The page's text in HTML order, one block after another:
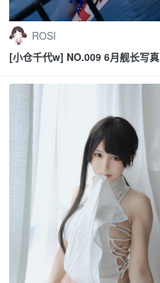
ROSI
[小仓千代w] NO.009 6月舰长写真